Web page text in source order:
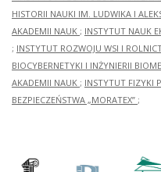
HISTORII NAUKI IM. LUDWIKA I
AKADEMII NAUK ; INSTYTUT NAUK
; INSTYTUT ROZWOJU WSI I
BIOCYBERNETYKI I INŻYNIERII
AKADEMII NAUK ; INSTYTUT FIZYKI
BEZPIECZEŃSTWA „MORATEX” ;